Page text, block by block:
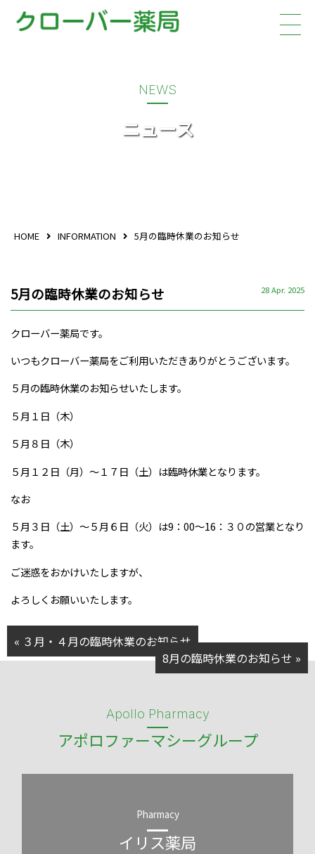
クローバー
NEWS
ニュース
HOME INFORMATION 5月の臨時休業のお知らせ
5月の臨時休業のお知らせ 28 Apr. 2025
クローバー薬局です。
いつもクローバー薬局をご利用いただきありがとうございます。
５月の臨時休業のお知らせいたします。
５月１日（木）
５月８日（木）
５月１２日（月）～１７日（土）は臨時休業となります。
なお
５月３日（土）～５月６日（火）は9：00～16：３０の営業となり
ます。
ご迷惑をおかけいたしますが、
よろしくお願いいたします。
« ３月・４月の臨時休業のお知らせ
8月の臨時休業のお知らせ »
Apollo Pharmacy
アポロファーマシーグループ
Pharmacy
イリス薬局